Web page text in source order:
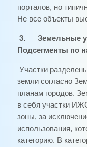
порталов, но
Не все объекты
3.
Земельные
Подсегменты по
Участки
земли согласно
планам городов.
в себя участки
зоны, за
использования,
категорию. В